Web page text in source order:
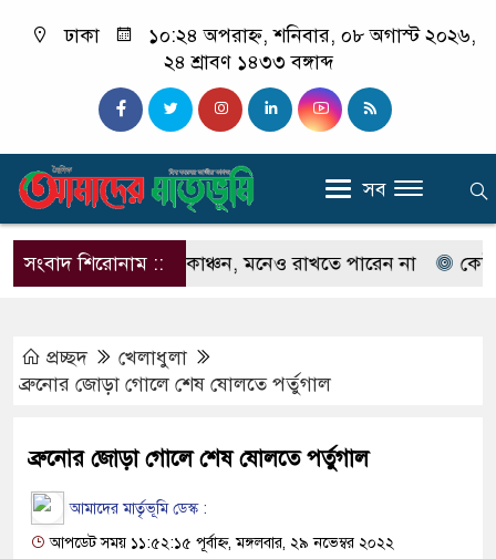
ঢাকা
১০:২৪ অপরাহ্ন, শনিবার, ০৮ অগাস্ট ২০২৬,
২৪ শ্রাবণ ১৪৩৩ বঙ্গাব্দ
সব
সংবাদ শিরোনাম ::
না ইলিয়াস কাঞ্চন, মনেও রাখতে পারেন না কেউ যদি
প্রচ্ছদ
খেলাধুলা
ব্রুনোর জোড়া গোলে শেষ ষোলতে পর্তুগাল
ব্রুনোর জোড়া গোলে শেষ ষোলতে পর্তুগাল
আমাদের মার্তৃভূমি ডেস্ক :
আপডেট সময় ১১:৫২:১৫ পূর্বাহ্ন, মঙ্গলবার, ২৯ নভেম্বর ২০২২